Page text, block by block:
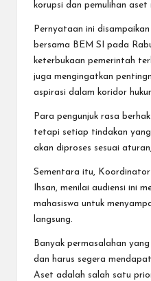
korupsi dan pemulihan aset
Pernyataan ini
bersama BEM SI pada
keterbukaan pemerintah
juga mengingatkan
aspirasi dalam koridor
Para pengunjuk rasa
tetapi setiap tindakan
akan diproses sesuai
Sementara itu, Koordinator
Ihsan, menilai audiensi ini
mahasiswa untuk
langsung.
Banyak permasalahan
dan harus segera
Aset adalah salah satu